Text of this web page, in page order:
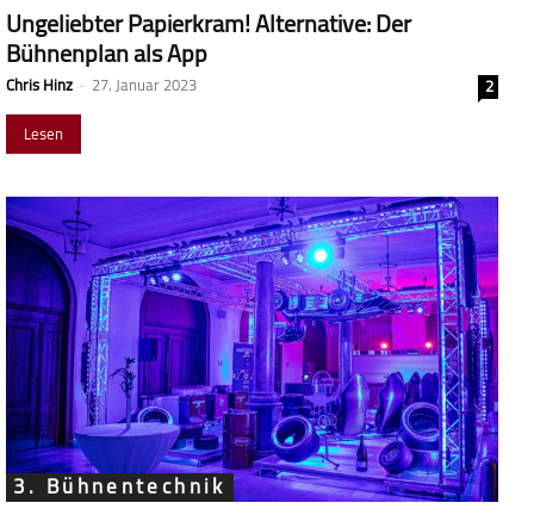
Ungeliebter Papierkram! Alternative: Der
Bühnenplan als App
Chris Hinz - 27. Januar 2023
2
Lesen
3. Bühnentechnik